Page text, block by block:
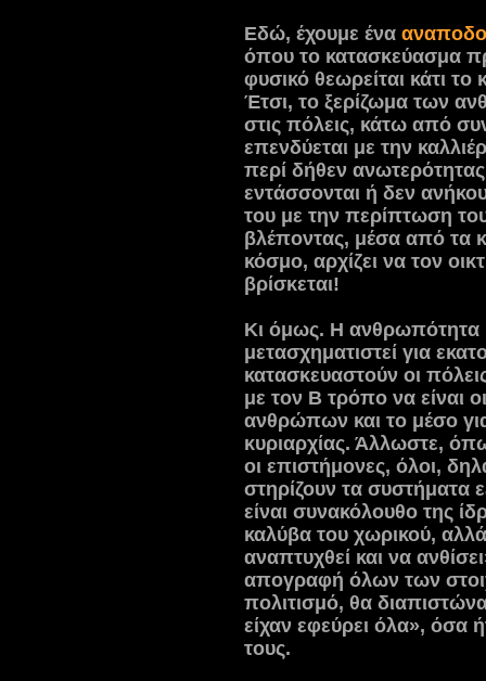
Εδώ, έχουμε ένα
όπου το κατασκεύασμα
φυσικό θεωρείται κάτι
Έτσι, το ξερίζωμα των
στις πόλεις, κάτω από
επενδύεται με την
περί δήθεν
εντάσσονται ή δεν
του με την περίπτωση
βλέποντας, μέσα από τα
κόσμο, αρχίζει να τον
βρίσκεται!
Κι όμως. Η ανθρωπότητα
μετασχηματιστεί για
κατασκευαστούν οι
με τον Β τρόπο να είναι
ανθρώπων και το μέσο
κυριαρχίας. Άλλωστε,
οι επιστήμονες, όλοι,
στηρίζουν τα συστήματα
είναι συνακόλουθο της
καλύβα του χωρικού,
αναπτυχθεί και να
απογραφή όλων των
πολιτισμό, θα
είχαν εφεύρει όλα», όσα
τους.